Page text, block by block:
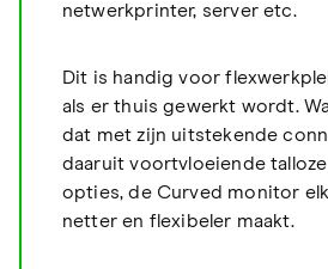
netwerkprinter, server etc.
Dit is handig voor
als er thuis gewerkt wordt.
dat met zijn uitstekende
daaruit voortvloeiende
opties, de Curved monitor
netter en flexibeler maakt.